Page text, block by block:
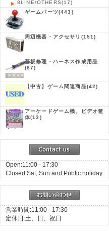
8LINE/OTHERS(17)
ゲームパーツ(443)
周辺機器・アクセサリ (151)
基板修理・ハーネス作成用品
(87)
【中古】ゲーム関連商品(42)
アーケードゲーム機、ビデオ筐
体(13)
Open:11:00 - 17:30
Closed:Sat, Sun and Public holiday
営業時間:11:00 - 17:30
定休日:土、日、祝日